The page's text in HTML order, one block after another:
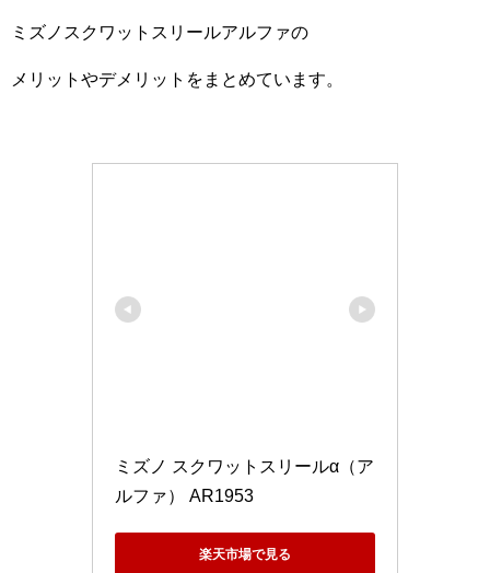
ミズノスクワットスリールアルファの
メリットやデメリットをまとめています。
ミズノ スクワットスリールα（ア
ルファ） AR1953
楽天市場で見る